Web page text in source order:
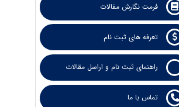
فرمت نگارش مقالات
تعرفه های ثبت نام
راهنمای ثبت نام و اراسل مقالات
تماس با ما